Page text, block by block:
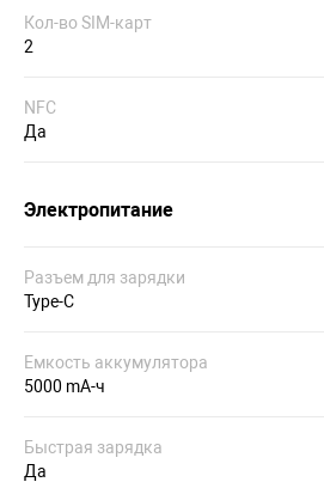
Кол-во SIM-карт
2
NFC
Да
Электропитание
Разъем для зарядки
Type-C
Емкость аккумулятора
5000 mA-ч
Быстрая зарядка
Да